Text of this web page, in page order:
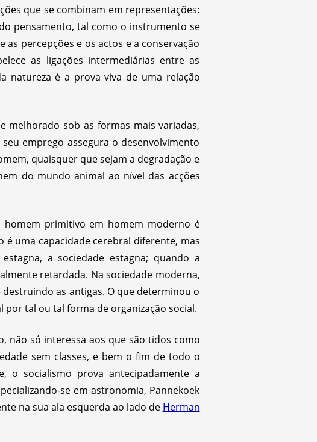
que se combinam em representações:
pensamento, tal como o instrumento se
percepções e os actos e a conservação
as ligações intermediárias entre as
natureza é a prova viva de uma relação
sob as formas mais variadas,
emprego assegura o desenvolvimento
quaisquer que sejam a degradação e
do mundo animal ao nível das acções
primitivo em homem moderno é
uma capacidade cerebral diferente, mas
a sociedade estagna; quando a
retardada. Na sociedade moderna,
as antigas. O que determinou o
tal ou tal forma de organização social.
não só interessa aos que são tidos como
sem classes, e bem o fim de todo o
o socialismo prova antecipadamente a
se em astronomia, Pannekoek
na sua ala esquerda ao lado de Herman